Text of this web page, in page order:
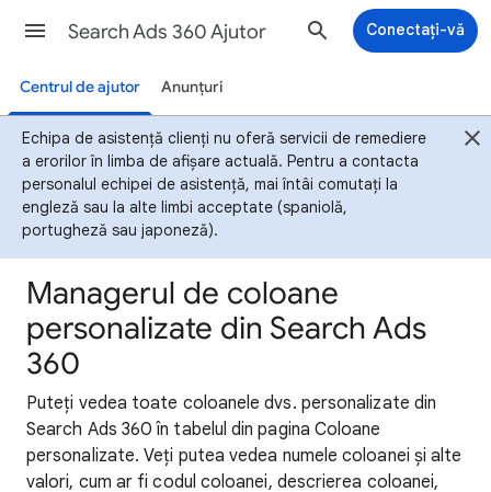
Search Ads 360 Ajutor Conectați-vă
Centrul de ajutor Anunțuri
Echipa de asistență clienți nu oferă servicii de remediere
a erorilor în limba de afișare actuală. Pentru a contacta
personalul echipei de asistență, mai întâi comutați la
engleză sau la alte limbi acceptate (spaniolă,
portugheză sau japoneză).
Managerul de coloane
personalizate din Search Ads
360
Puteți vedea toate coloanele dvs. personalizate din
Search Ads 360 în tabelul din pagina Coloane
personalizate. Veți putea vedea numele coloanei și alte
valori, cum ar fi codul coloanei, descrierea coloanei,